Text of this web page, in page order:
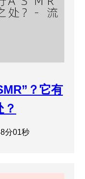
？它有
分01秒